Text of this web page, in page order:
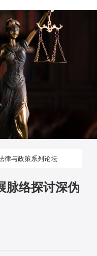
律与政策系列论坛
脉络探讨深伪